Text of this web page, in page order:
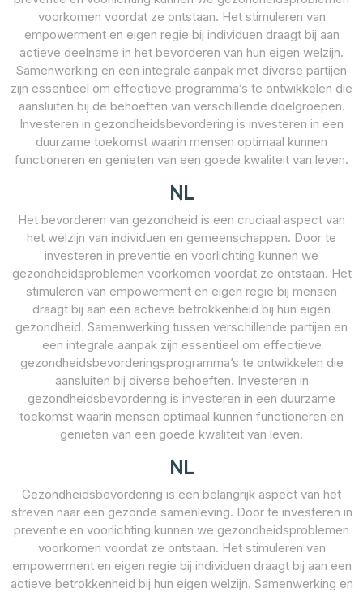
voorkomen voordat ze ontstaan. Het stimuleren van
empowerment en eigen regie bij individuen draagt bij aan
actieve deelname in het bevorderen van hun eigen welzijn.
Samenwerking en een integrale aanpak met diverse partijen
zijn essentieel om effectieve programma’s te ontwikkelen die
aansluiten bij de behoeften van verschillende doelgroepen.
Investeren in gezondheidsbevordering is investeren in een
duurzame toekomst waarin mensen optimaal kunnen
functioneren en genieten van een goede kwaliteit van leven.
NL
Het bevorderen van gezondheid is een cruciaal aspect van
het welzijn van individuen en gemeenschappen. Door te
investeren in preventie en voorlichting kunnen we
gezondheidsproblemen voorkomen voordat ze ontstaan. Het
stimuleren van empowerment en eigen regie bij mensen
draagt bij aan een actieve betrokkenheid bij hun eigen
gezondheid. Samenwerking tussen verschillende partijen en
een integrale aanpak zijn essentieel om effectieve
gezondheidsbevorderingsprogramma’s te ontwikkelen die
aansluiten bij diverse behoeften. Investeren in
gezondheidsbevordering is investeren in een duurzame
toekomst waarin mensen optimaal kunnen functioneren en
genieten van een goede kwaliteit van leven.
NL
Gezondheidsbevordering is een belangrijk aspect van het
streven naar een gezonde samenleving. Door te investeren in
preventie en voorlichting kunnen we gezondheidsproblemen
voorkomen voordat ze ontstaan. Het stimuleren van
empowerment en eigen regie bij individuen draagt bij aan een
actieve betrokkenheid bij hun eigen welzijn. Samenwerking en